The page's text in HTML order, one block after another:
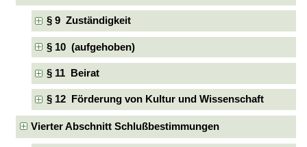
§ 9 Zuständigkeit
§ 10 (aufgehoben)
§ 11 Beirat
§ 12 Förderung von Kultur und Wissenschaft
Vierter Abschnitt Schlußbestimmungen